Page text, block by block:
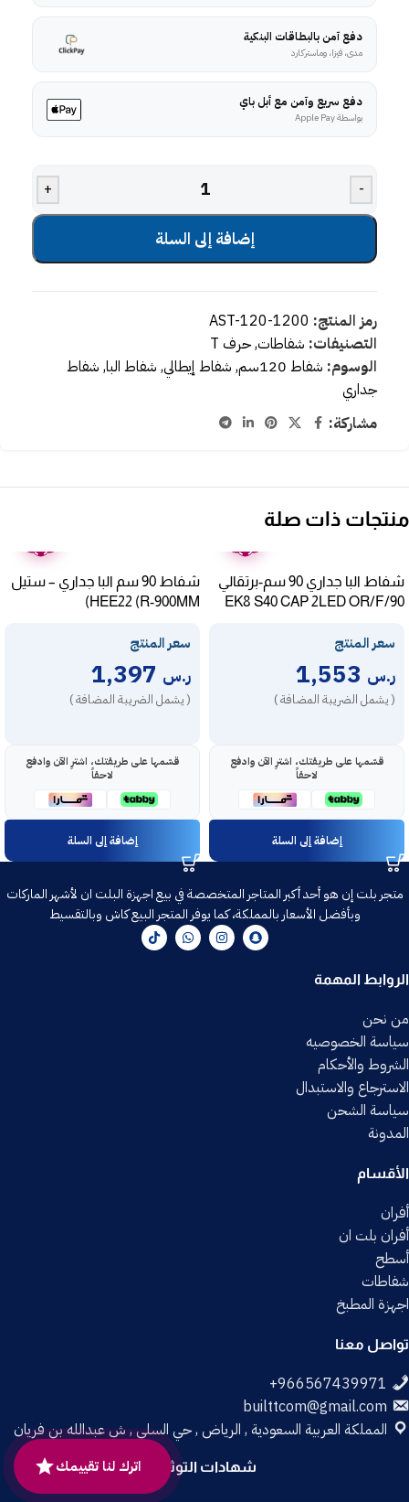
دفع آمن بالبطاقات البنكية
مدى، فيزا، وماستركارد
دفع سريع وآمن مع أبل باي
بواسطة Apple Pay
-
+
إضافة إلى السلة
رمز المنتج: AST-120-1200
التصنيفات: شفاطات,حرف T
الوسوم: شفاط 120سم , شفاط إيطالي, شفاط البا, شفاط
جداري
مشاركة:
منتجات ذات صلة
شفاط البا جداري 90 سم-برتقالي
EK8 S40 CAP 2LED OR/F/90
سعر المنتج
ر.س
( يشمل الضريبة المضافة )
قسّمها على طريقتك، اشترِ الآن وادفع
لاحقاً
إضافة إلى السلة
شفاط 90 سم البا جداري – ستيل
HEE22 (R-900MM)
سعر المنتج
ر.س
( يشمل الضريبة المضافة )
قسّمها على طريقتك، اشترِ الآن وادفع
لاحقاً
إضافة إلى السلة
متجر بلت إن هو أحد أكبر المتاجر المتخصصة في بيع اجهزة البلت ان لأشهر الماركات
وبأفضل الأسعار بالمملكة، كما يوفر المتجر البيع كاش وبالتقسيط
الروابط المهمة
من نحن
سياسة الخصوصيه
الشروط والأحكام
الاسترجاع والاستبدال
سياسة الشحن
المدونة
الأقسام
أفران
أفران بلت ان
أسطح
شفاطات
اجهزة المطبخ
تواصل معنا
builttcom@gmail.com
المملكة العربية السعودية , الرياض , حي السلي , ش عبدالله بن فريان
شهادات التوثيق اترك لنا تقييمك